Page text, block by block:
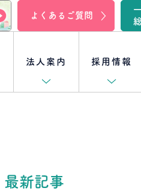
よくあるご質問
訪問リハビリ
坂の上在宅けあ幸
（訪問介護・訪問入浴）
法人案内
スタッフ紹介
採用情報
クロストーク一覧
最新記事